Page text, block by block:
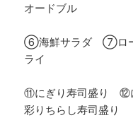
オードブル
⑥海鮮サラダ ⑦ロ
ライ
⑪にぎり寿司盛り
彩りちらし寿司盛り